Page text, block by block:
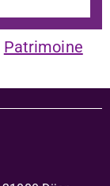
Patrimoine